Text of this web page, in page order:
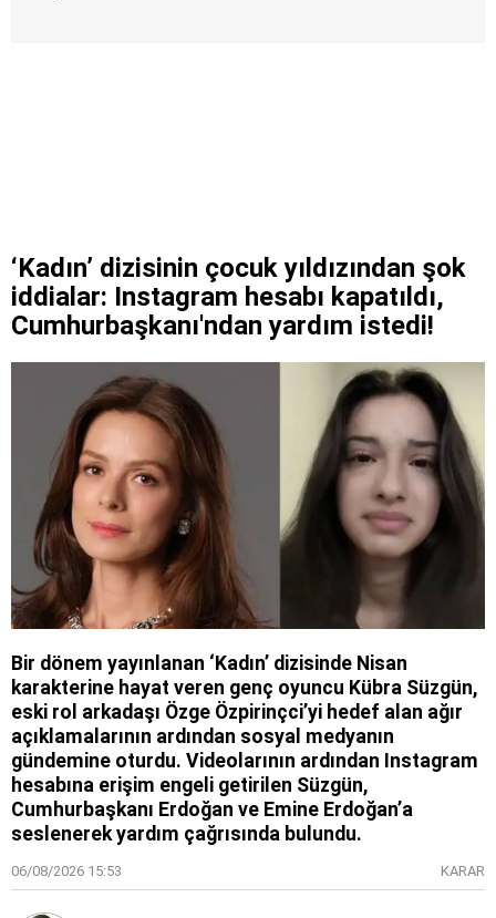
‘Kadın’ dizisinin çocuk yıldızından şok
iddialar: Instagram hesabı kapatıldı,
Cumhurbaşkanı'ndan yardım istedi!
Bir dönem yayınlanan ‘Kadın’ dizisinde Nisan
karakterine hayat veren genç oyuncu Kübra Süzgün,
eski rol arkadaşı Özge Özpirinçci’yi hedef alan ağır
açıklamalarının ardından sosyal medyanın
gündemine oturdu. Videolarının ardından Instagram
hesabına erişim engeli getirilen Süzgün,
Cumhurbaşkanı Erdoğan ve Emine Erdoğan’a
seslenerek yardım çağrısında bulundu.
06/08/2026 15:53 KARAR